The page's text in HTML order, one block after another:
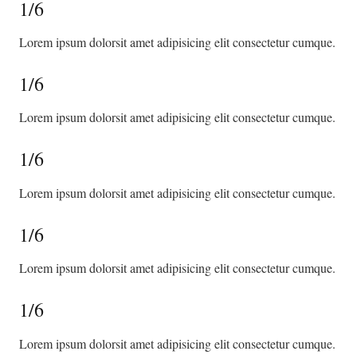
1/6
Lorem ipsum dolorsit amet adipisicing elit consectetur cumque.
1/6
Lorem ipsum dolorsit amet adipisicing elit consectetur cumque.
1/6
Lorem ipsum dolorsit amet adipisicing elit consectetur cumque.
1/6
Lorem ipsum dolorsit amet adipisicing elit consectetur cumque.
1/6
Lorem ipsum dolorsit amet adipisicing elit consectetur cumque.